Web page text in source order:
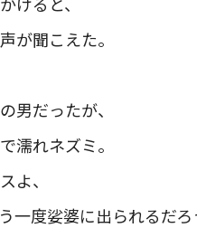
が聞こえた。
男だったが、
濡れネズミ。
よ、
一度娑婆に出られるだろ